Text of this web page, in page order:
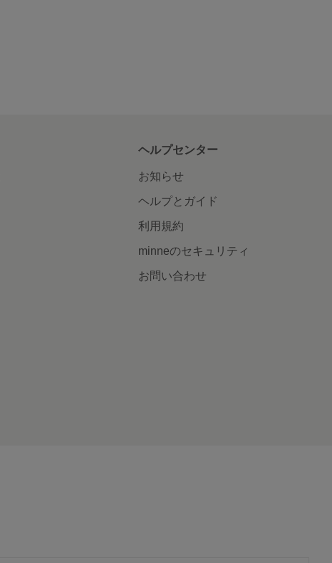
ヘルプセンター
お知らせ
ヘルプとガイド
利用規約
minneのセキュリティ
お問い合わせ